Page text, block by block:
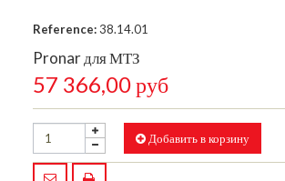
Reference:38.14.01
Pronar для МТЗ
57 366,00 руб
Добавить в корзину